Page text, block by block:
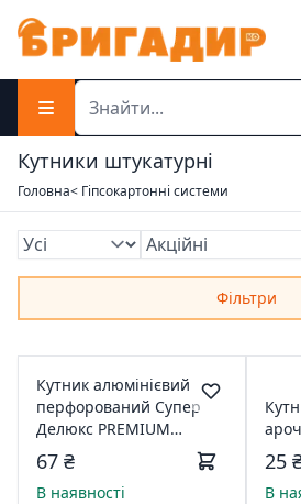
Кутники штукатурні
Головна< Гіпсокартонні системи
Фільтри
Кутник алюмінієвий
перфорований Супер
Делюкс PREMIUM
0.4*30*30 2.5м ТМ"
BULID"
67 ₴
В наявності
25
В